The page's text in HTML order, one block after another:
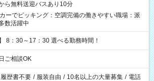
ら無料送迎バスあり10分
ーでピッキング：空調完備の働きやすい職場：派
数活躍中
8：30～17：30 選べる勤務時間！
ご相談OK
履歴書不要 / 服装自由 / 10名以上の大量募集 / 電話